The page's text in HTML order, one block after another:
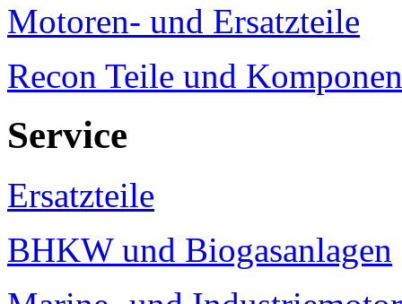
Motoren- und Ersatzteile
Recon Teile und
Service
Ersatzteile
BHKW und Biogasanlagen